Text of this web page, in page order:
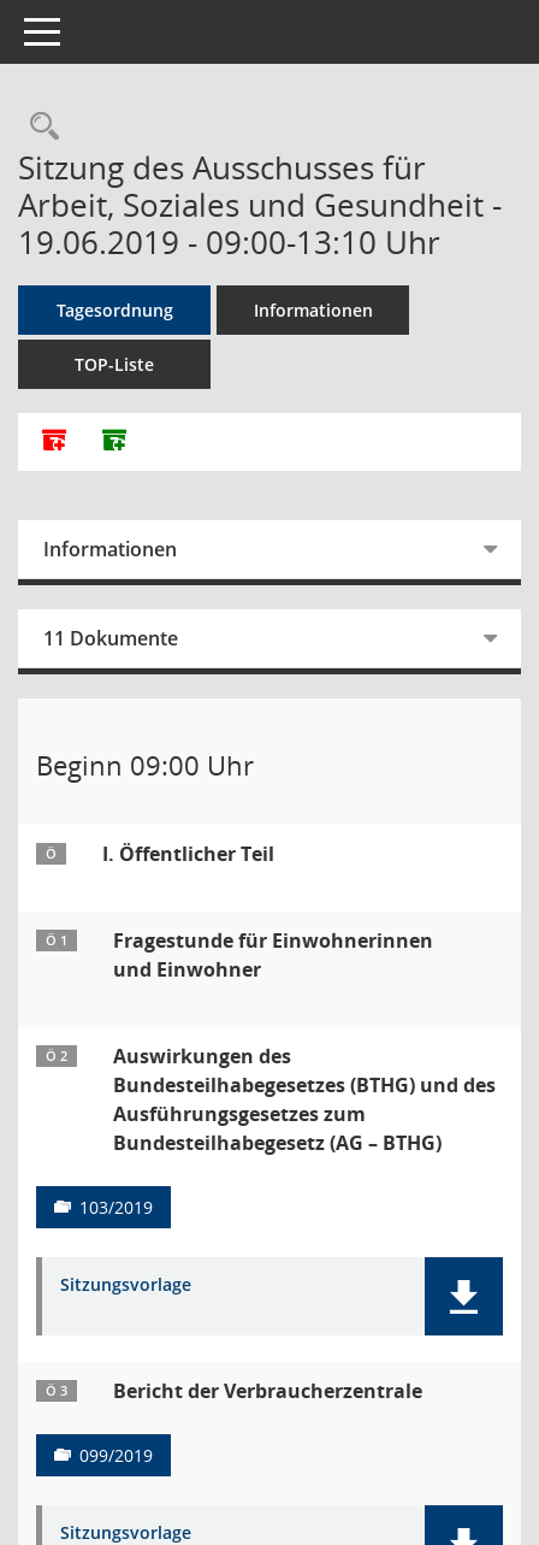
Toggle navigation
Rechercheauswahl
Sitzung des Ausschusses für
Arbeit, Soziales und Gesundheit -
19.06.2019 - 09:00-13:10 Uhr
Tagesordnung Informationen
TOP-Liste
Alle Dokumente zu dieser Sitzung zusammenfassen
Dokumente ohne Anlagen zusammenfassen
Informationen
11 Dokumente
Beginn 09:00 Uhr
Ö I. Öffentlicher Teil
Ö 1
Fragestunde für Einwohnerinnen
und Einwohner
Ö 2
Auswirkungen des
Bundesteilhabegesetzes (BTHG) und des
Ausführungsgesetzes zum
Bundesteilhabegesetz (AG – BTHG)
103/2019
Sitzungsvorlage
Ö 3 Bericht der Verbraucherzentrale
099/2019
Sitzungsvorlage